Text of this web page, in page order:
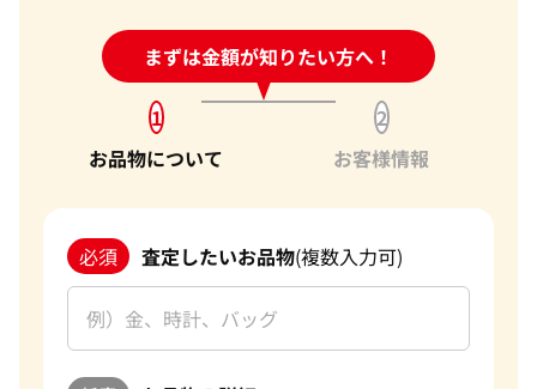
まずは金額が知りたい方へ！
24時間受付中!問い合わせフォーム
1
お品物について
2
お客様情報
必須 査定したいお品物(複数入力可)